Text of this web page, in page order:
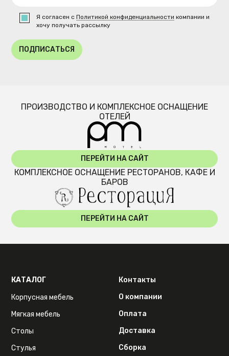
Я согласен сПолитикой конфиденциальности компании и
хочу получать рассылку
ПОДПИСАТЬСЯ
ПРОИЗВОДСТВО И КОМПЛЕКСНОЕ ОСНАЩЕНИЕ
ОТЕЛЕЙ
ПЕРЕЙТИ НА САЙТ
КОМПЛЕКСНОЕ ОСНАЩЕНИЕ РЕСТОРАНОВ, КАФЕ И
БАРОВ
ПЕРЕЙТИ НА САЙТ
КАТАЛОГ
Корпусная мебель
Мягкая мебель
Столы
Стулья
Контакты
О компании
Оплата
Доставка
Сборка